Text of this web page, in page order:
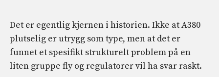
Det er egentlig kjernen i historien. Ikke at A380
plutselig er utrygg som type, men at det er
funnet et spesifikt strukturelt problem på en
liten gruppe fly og regulatorer vil ha svar raskt.